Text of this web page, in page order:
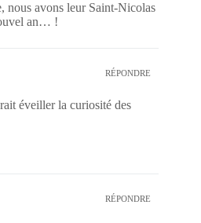
nous avons leur Saint-Nicolas
an… !
RÉPONDRE
éveiller la curiosité des
RÉPONDRE